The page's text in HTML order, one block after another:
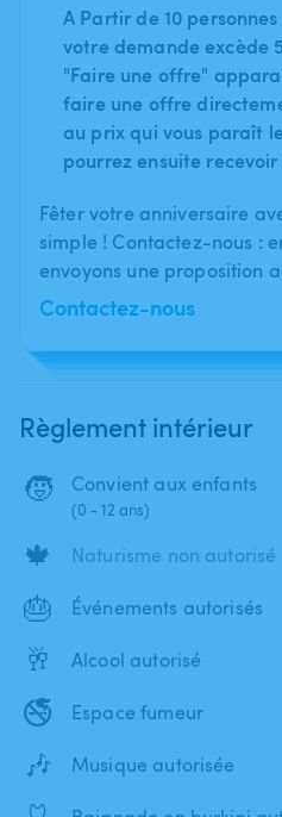
A Partir de 10
votre demande excède
"Faire une offre"
faire une offre
au prix qui vous paraît
pourrez ensuite
Fêter votre anniversaire
simple ! Contactez-nous :
envoyons une proposition
Contactez-nous
Règlement intérieur
🧒 Convient aux enfants
(0 - 12 ans)
🍁 Naturisme non autorisé
🎂 Événements autorisés
🥂 Alcool autorisé
🚭 Espace fumeur
🎶 Musique autorisée